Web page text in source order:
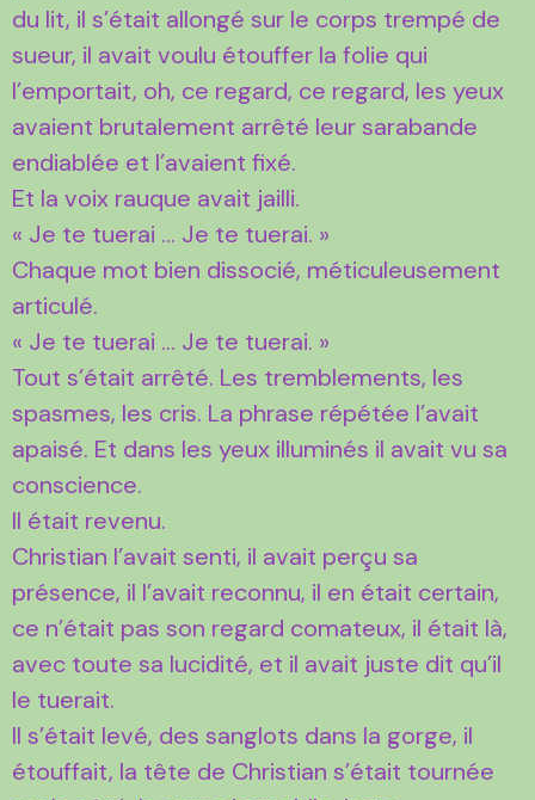
du lit, il s’était allongé sur le corps trempé de
sueur, il avait voulu étouffer la folie qui
l’emportait, oh, ce regard, ce regard, les yeux
avaient brutalement arrêté leur sarabande
endiablée et l’avaient fixé.
Et la voix rauque avait jailli.
« Je te tuerai … Je te tuerai. »
Chaque mot bien dissocié, méticuleusement
articulé.
« Je te tuerai … Je te tuerai. »
Tout s’était arrêté. Les tremblements, les
spasmes, les cris. La phrase répétée l’avait
apaisé. Et dans les yeux illuminés il avait vu sa
conscience.
Il était revenu.
Christian l’avait senti, il avait perçu sa
présence, il l’avait reconnu, il en était certain,
ce n’était pas son regard comateux, il était là,
avec toute sa lucidité, et il avait juste dit qu’il
le tuerait.
Il s’était levé, des sanglots dans la gorge, il
étouffait, la tête de Christian s’était tournée